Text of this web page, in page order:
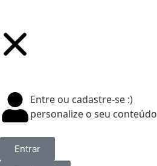
Entre ou cadastre-se :)
personalize o seu conteúdo
Entrar